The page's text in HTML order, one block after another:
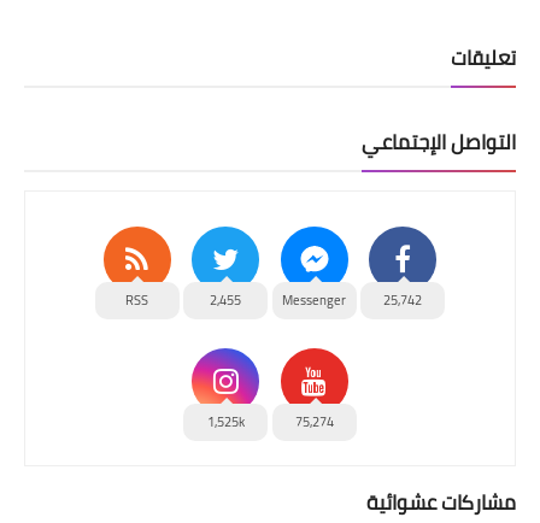
تعليقات
التواصل الإجتماعي
25,742
Messenger
2,455
RSS
75,274
1,525k
مشاركات عشوائية